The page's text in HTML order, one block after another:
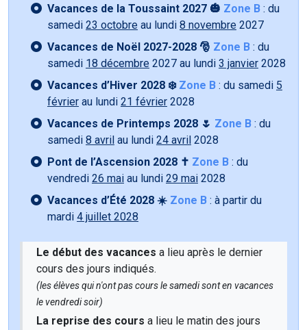
Vacances de la Toussaint 2027 🎃 Zone B : du
samedi 23 octobre au lundi 8 novembre 2027
Vacances de Noël 2027-2028 🎅 Zone B : du
samedi 18 décembre 2027 au lundi 3 janvier 2028
Vacances d’Hiver 2028 ❄️ Zone B : du samedi 5
février au lundi 21 février 2028
Vacances de Printemps 2028 🌷 Zone B : du
samedi 8 avril au lundi 24 avril 2028
Pont de l’Ascension 2028 ✝️ Zone B : du
vendredi 26 mai au lundi 29 mai 2028
Vacances d’Été 2028 ☀️ Zone B : à partir du
mardi 4 juillet 2028
Le début des vacances a lieu après le dernier
cours des jours indiqués.
(les élèves qui n'ont pas cours le samedi sont en vacances
le vendredi soir)
La reprise des cours a lieu le matin des jours